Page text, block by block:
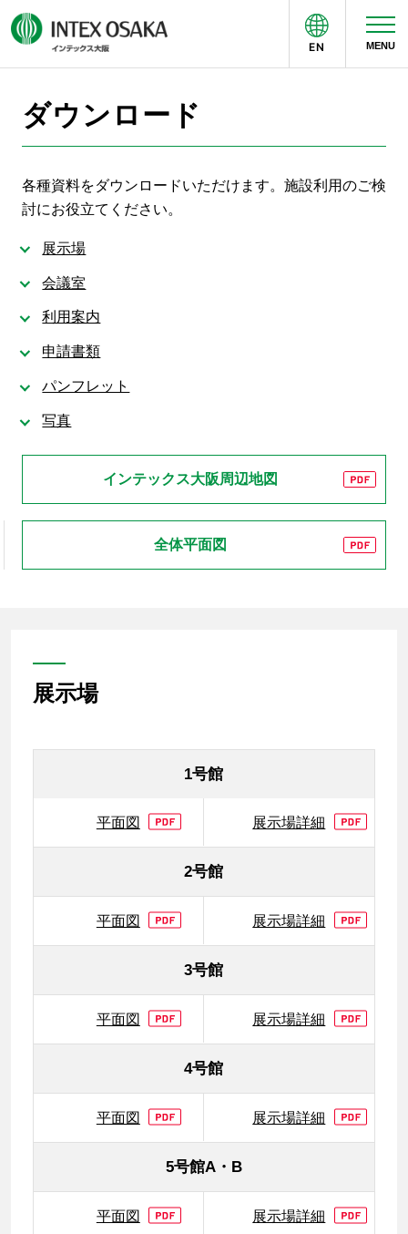
EN MENU
ダウンロード
各種資料をダウンロードいただけます。施設利用のご検
討にお役立てください。
展示場
会議室
利用案内
申請書類
パンフレット
写真
インテックス大阪周辺地図
全体平面図
展示場
1号館
平面図 展示場詳細
2号館
平面図 展示場詳細
3号館
平面図 展示場詳細
4号館
平面図 展示場詳細
5号館A・B
平面図 展示場詳細